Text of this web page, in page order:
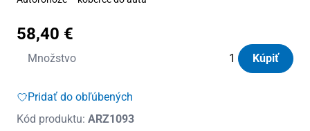
58,40 €
Množstvo
množstvo
gumové
zvýšeným
Kúpiť
Pridať do obľúbených
Kód produktu: ARZ1093